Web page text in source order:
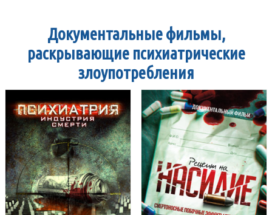
Документальные фильмы,
раскрывающие психиатрические
злоупотребления